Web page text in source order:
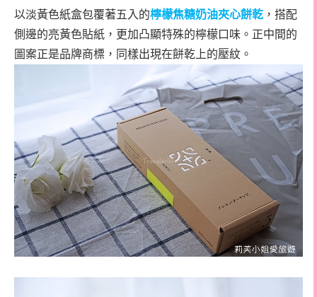
以淡黃色紙盒包覆著五入的檸檬焦糖奶油夾心餅乾 ，搭配
側邊的亮黃色貼紙，更加凸顯特殊的檸檬口味。正中間的
圖案正是品牌商標，同樣出現在餅乾上的壓紋。